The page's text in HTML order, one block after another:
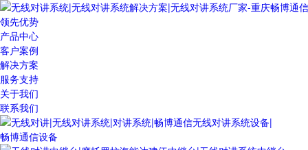
领先优势
产品中心
客户案例
解决方案
服务支持
关于我们
联系我们
畅博通信设备